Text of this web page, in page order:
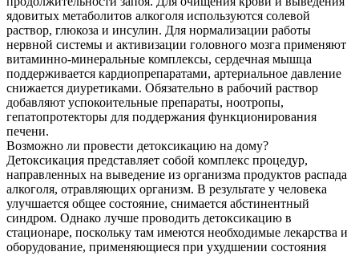
ядовитых метаболитов алкоголя используются солевой
раствор, глюкоза и инсулин. Для нормализации работы
нервной системы и активизации головного мозга применяют
витаминно-минеральные комплексы, сердечная мышца
поддерживается кардиопрепаратами, артериальное давление
снижается диуретиками. Обязательно в рабочий раствор
добавляют успокоительные препараты, ноотропы,
гепатопротекторы для поддержания функционирования
печени.
Возможно ли провести детоксикацию на дому?
Детоксикация представляет собой комплекс процедур,
направленных на выведение из организма продуктов распада
алкоголя, отравляющих организм. В результате у человека
улучшается общее состояние, снимается абстинентный
синдром. Однако лучше проводить детоксикацию в
стационаре, поскольку там имеются необходимые лекарства и
оборудование, применяющиеся при ухудшении состояния